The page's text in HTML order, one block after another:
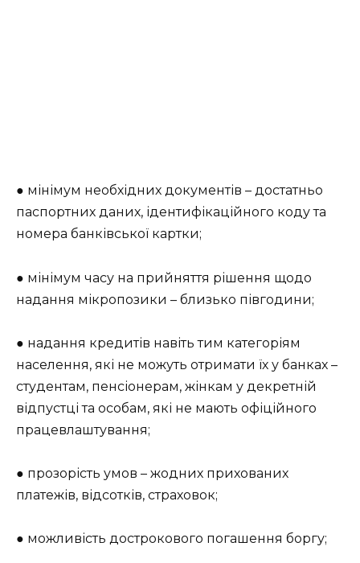
● мінімум необхідних документів – достатньо
паспортних даних, ідентифікаційного коду та
номера банківської картки;
● мінімум часу на прийняття рішення щодо
надання мікропозики – близько півгодини;
● надання кредитів навіть тим категоріям
населення, які не можуть отримати їх у банках –
студентам, пенсіонерам, жінкам у декретній
відпустці та особам, які не мають офіційного
працевлаштування;
● прозорість умов – жодних прихованих
платежів, відсотків, страховок;
● можливість дострокового погашення боргу;